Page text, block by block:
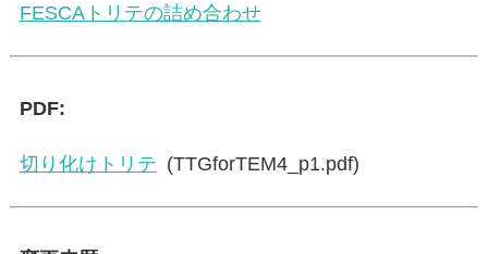
FESCAトリテの詰め合わせ
PDF:
切り化けトリテ (TTGforTEM4_p1.pdf)